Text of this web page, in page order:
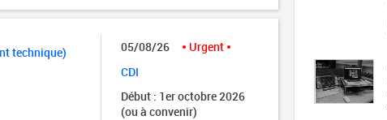
technique)
05/08/26
Urgent
CDI
Début : 1er octobre 2026
(ou à convenir)